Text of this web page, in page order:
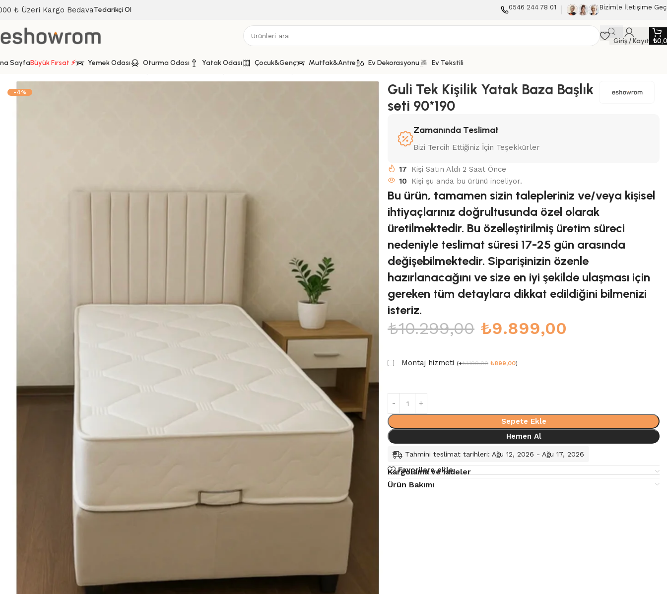
₺ Üzeri Kargo BedavaTedarikçi Ol 0546 244 78 01 Bizimle İletişime
Giriş / Kayıt ₺
SayfaBüyük Fırsat ⚡ Yemek Odası Oturma Odası Yatak Odası Çocuk&Genç Mutfak&Antre Ev Dekorasyonu Ev Tekstili
Baza Başlık Yatak Guli Tek Kişilik Yatak Baza Başlık seti 90*190
-4%
Guli Tek Kişilik Yatak Baza Başlık
seti 90*190
Zamanında Teslimat
Bizi Tercih Ettiğiniz İçin Teşekkürler
17
Kişi Satın Aldı 2 Saat Önce
10
Kişi şu anda bu ürünü inceliyor.
Bu ürün, tamamen sizin talepleriniz ve/veya kişisel
ihtiyaçlarınız doğrultusunda özel olarak
üretilmektedir. Bu özelleştirilmiş üretim süreci
nedeniyle teslimat süresi 17-25 gün arasında
değişebilmektedir. Siparişinizin özenle
hazırlanacağını ve size en iyi şekilde ulaşması için
gereken tüm detaylara dikkat edildiğini bilmenizi
isteriz.
₺10.299,00 ₺9.899,00
Montaj hizmeti (+₺1.199,00 ₺899,00)
Sepete Ekle
Hemen Al
Tahmini teslimat tarihleri: Ağu 12, 2026 - Ağu 17, 2026
Favorilere ekle
Kargolama ve İadeler
Ürün Bakımı